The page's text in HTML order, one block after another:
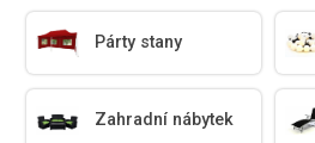
Párty stany
Zahradní nábytek